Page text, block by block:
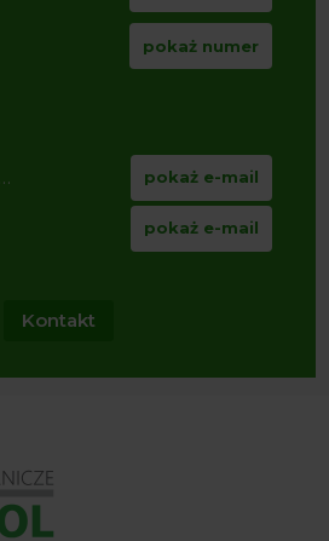
pokaż numer
pokaż e-mail
pokaż e-mail
Kontakt